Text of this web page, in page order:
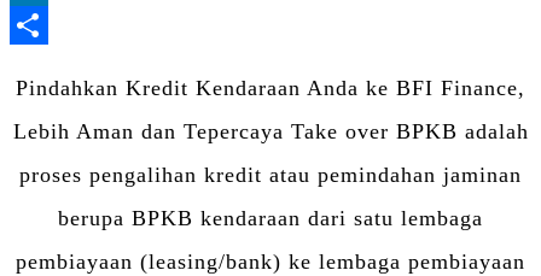
Pindahkan Kredit Kendaraan Anda ke BFI Finance,
Lebih Aman dan Tepercaya Take over BPKB adalah
proses pengalihan kredit atau pemindahan jaminan
berupa BPKB kendaraan dari satu lembaga
pembiayaan (leasing/bank) ke lembaga pembiayaan